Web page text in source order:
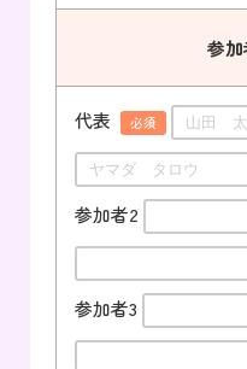
参
代表 必須
参加者2
参加者3